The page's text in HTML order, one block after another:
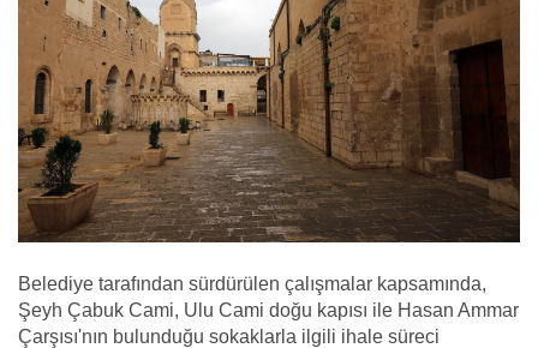
Belediye tarafından sürdürülen çalışmalar kapsamında,
Şeyh Çabuk Cami, Ulu Cami doğu kapısı ile Hasan Ammar
Çarşısı'nın bulunduğu sokaklarla ilgili ihale süreci